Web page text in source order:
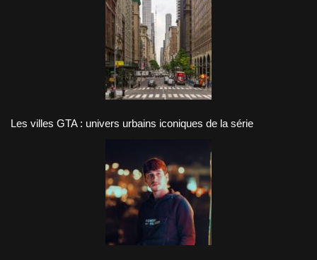
Les villes GTA : univers urbains iconiques de la série